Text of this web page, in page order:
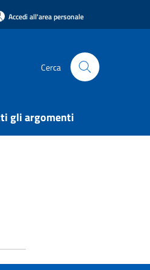
Accedi all'area personale
Cerca
gli argomenti